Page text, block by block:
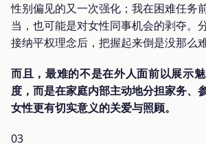
性别偏见的又一次强化；我在困难任务
当，也可能是对女性同事机会的剥夺。
接纳平权理念后，把握起来倒是没那么难
而且，最难的不是在外人面前以展示
度，而是在家庭内部主动地分担家务、
女性更有切实意义的关爱与照顾。
03